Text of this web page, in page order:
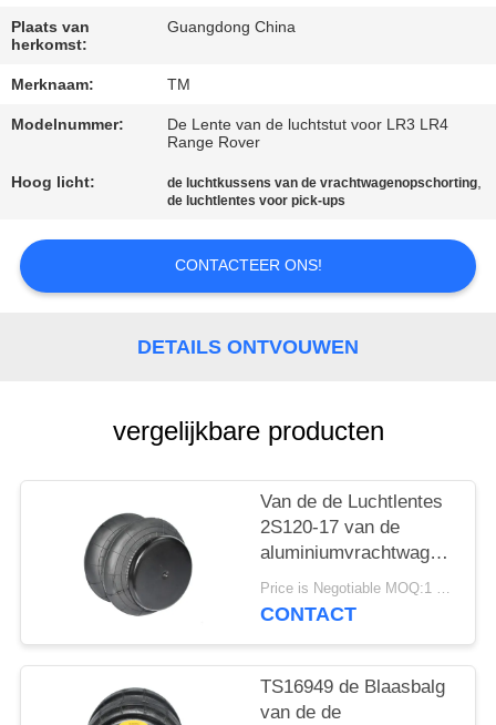
CONTACT
MET
EEN
AANVRAGEN
SITEMAP
BELEID
Plaats van
herkomst:
Guangdong China
Merknaam: TM
Modelnummer:
De Lente van de luchtstut voor LR3 LR4
Range Rover
Hoog licht: de luchtkussens van de vrachtwagenopschorting,
de luchtlentes voor pick-ups
CONTACTEER ONS!
DETAILS ONTVOUWEN
vergelijkbare producten
Van de de Luchtlentes
2S120-17 van de
aluminiumvrachtwagen
van de de
Luchtblaasbalg de Auto
Price is Negotiable MOQ:1 PC
CONTACT
TS16949 de Blaasbalg
van de de